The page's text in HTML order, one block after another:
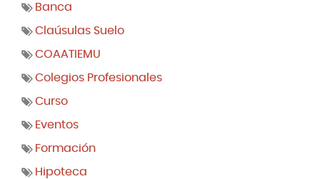
Banca
Claúsulas Suelo
COAATIEMU
Colegios Profesionales
Curso
Eventos
Formación
Hipoteca